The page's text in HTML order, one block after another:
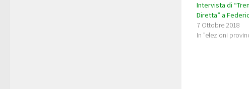
Intervista di
Diretta” a
7 Ottobre 2018
In "elezioni